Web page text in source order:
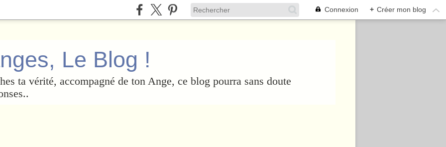
Connexion + Créer mon blog
Le Blog !
ta vérité, accompagné de ton Ange, ce blog pourra sans doute